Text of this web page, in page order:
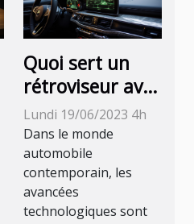
Quoi sert un
rétroviseur avec
caméra de recul
?
Lundi 19/06/2023 4h
Dans le monde
automobile
contemporain, les
avancées
technologiques sont